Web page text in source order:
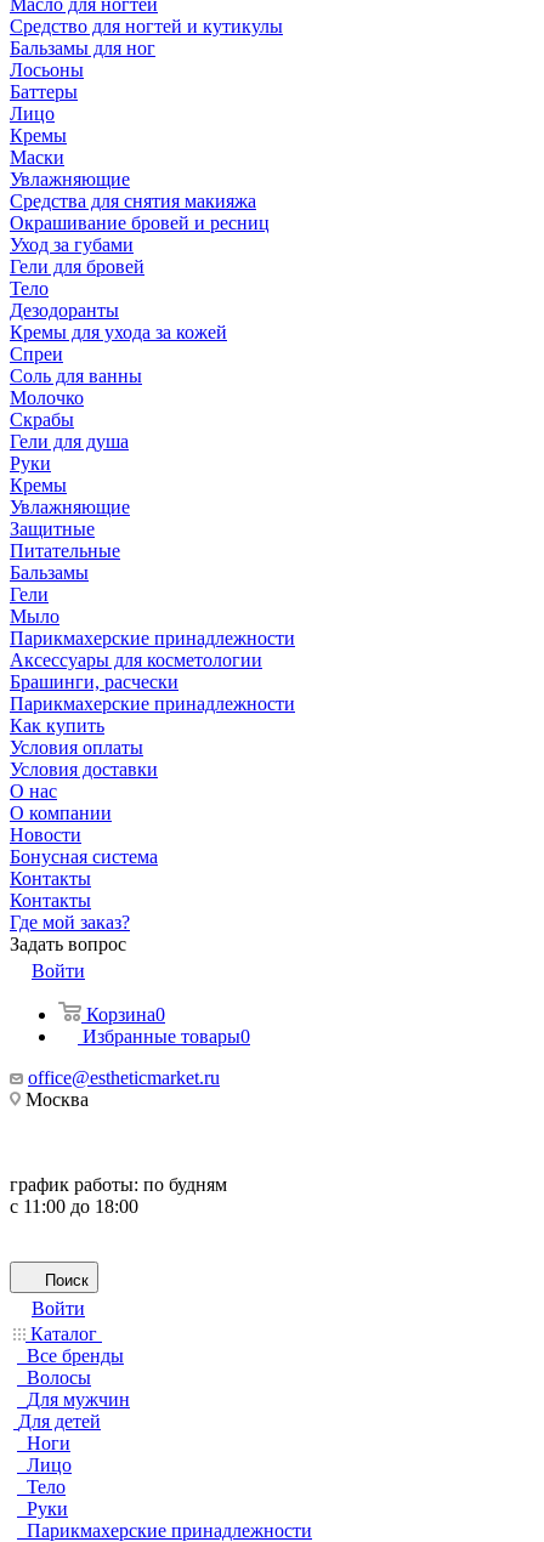
Масло для ногтей
Средство для ногтей и кутикулы
Бальзамы для ног
Лосьоны
Баттеры
Лицо
Кремы
Маски
Увлажняющие
Средства для снятия макияжа
Окрашивание бровей и ресниц
Уход за губами
Гели для бровей
Тело
Дезодоранты
Кремы для ухода за кожей
Спреи
Соль для ванны
Молочко
Скрабы
Гели для душа
Руки
Кремы
Увлажняющие
Защитные
Питательные
Бальзамы
Гели
Мыло
Парикмахерские принадлежности
Аксессуары для косметологии
Брашинги, расчески
Парикмахерские принадлежности
Как купить
Условия оплаты
Условия доставки
О нас
О компании
Новости
Бонусная система
Контакты
Контакты
Где мой заказ?
Задать вопрос
Войти
Корзина0
Избранные товары0
office@estheticmarket.ru
Москва
график работы: по будням
с 11:00 до 18:00
Поиск
Войти
Каталог
Все бренды
Волосы
Для мужчин
Для детей
Ноги
Лицо
Тело
Руки
Парикмахерские принадлежности